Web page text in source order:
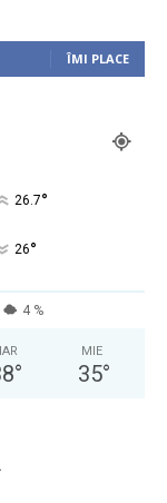
ÎMI PLACE
26.7°
26°
4 %
°
MIE
35°